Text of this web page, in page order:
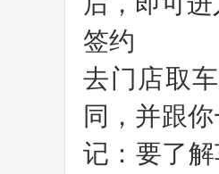
签约
去门店取
同，并跟
记：要了